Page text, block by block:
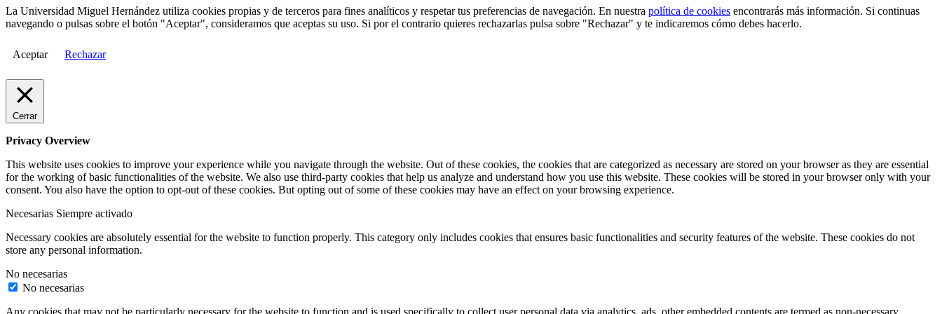
La Universidad Miguel Hernández utiliza cookies propias y de terceros para fines analíticos y respetar tus preferencias de navegación. En nuestra política de cookies encontrarás más información. Si continuas
navegando o pulsas sobre el botón "Aceptar", consideramos que aceptas su uso. Si por el contrario quieres rechazarlas pulsa sobre "Rechazar" y te indicaremos cómo debes hacerlo.
Aceptar Rechazar
Cerrar
Privacy Overview
This website uses cookies to improve your experience while you navigate through the website. Out of these cookies, the cookies that are categorized as necessary are stored on your browser as they are essential
for the working of basic functionalities of the website. We also use third-party cookies that help us analyze and understand how you use this website. These cookies will be stored in your browser only with your
consent. You also have the option to opt-out of these cookies. But opting out of some of these cookies may have an effect on your browsing experience.
Necesarias Siempre activado
Necessary cookies are absolutely essential for the website to function properly. This category only includes cookies that ensures basic functionalities and security features of the website. These cookies do not
store any personal information.
No necesarias
No necesarias